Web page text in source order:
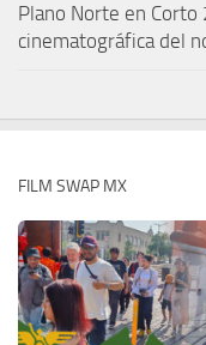
Plano Norte en
cinematográfica del
FILM SWAP MX